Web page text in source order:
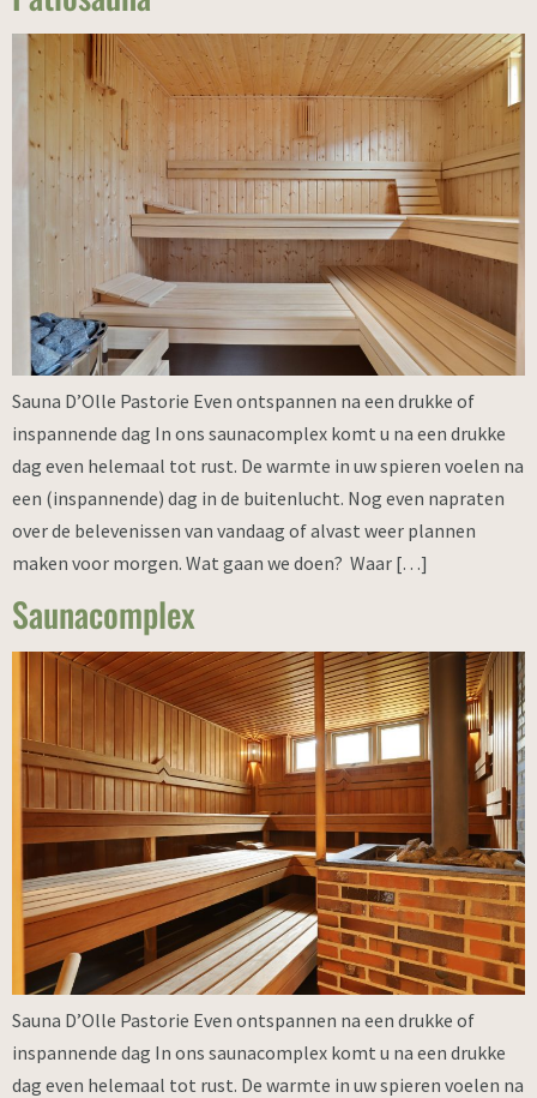
Sauna D’Olle Pastorie Even ontspannen na een drukke of
inspannende dag In ons saunacomplex komt u na een drukke
dag even helemaal tot rust. De warmte in uw spieren voelen na
een (inspannende) dag in de buitenlucht. Nog even napraten
over de belevenissen van vandaag of alvast weer plannen
maken voor morgen. Wat gaan we doen? Waar […]
Saunacomplex
Sauna D’Olle Pastorie Even ontspannen na een drukke of
inspannende dag In ons saunacomplex komt u na een drukke
dag even helemaal tot rust. De warmte in uw spieren voelen na